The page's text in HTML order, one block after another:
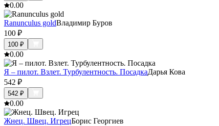
0.00
Ranunculus goldВладимир Буров
100 ₽
100 ₽
0.00
Я – пилот. Взлет. Турбулентность. ПосадкаДарья Кова
542 ₽
542 ₽
0.00
Жнец. Швец. ИгрецБорис Георгиев